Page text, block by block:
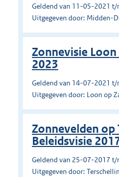
Geldend van 11-05-2021 t/
Uitgegeven door: Midden-
Zonnevisie
2023
Geldend van 14-07-2021 t/
Uitgegeven door: Loon op
Zonnevelden op
Beleidsvisie
Geldend van 25-07-2017 t/
Uitgegeven door: